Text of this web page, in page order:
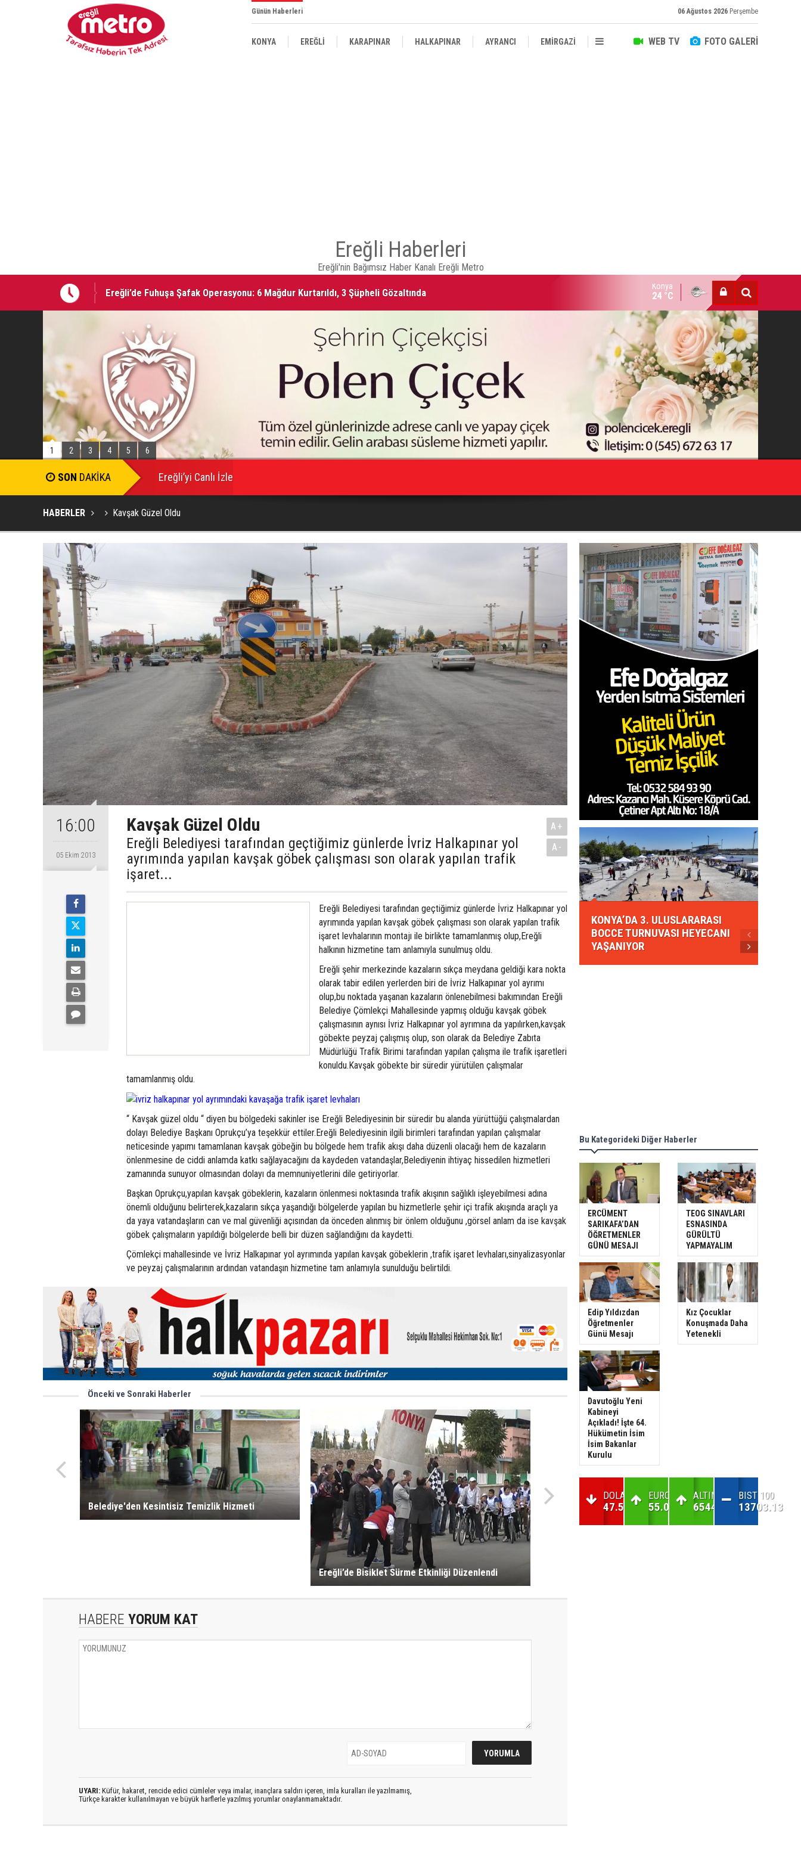
Günün Haberleri 06 Ağustos 2026 Perşembe
WEB TV FOTO GALERİ
KONYA EREĞLİ KARAPINAR HALKAPINAR AYRANCI EMİRGAZİ
Ereğli Haberleri
Ereğli'nin Bağımsız Haber Kanalı Ereğli Metro
Ereğli’de Fuhuşa Şafak Operasyonu: 6 Mağdur Kurtarıldı, 3 Şüpheli Gözaltında
05 AĞUSTOS 2026 Tarihinde Ereğli’de Vefat Edenler
ŞAHESTE HOTAMIŞ VEFAT ETTİ
Konya
24 °C
1 2 3 4 5 6
SON DAKİKA Ereğli’yi Canlı İzle
HABERLER Kavşak Güzel Oldu
16:00
05 Ekim 2013
Kavşak Güzel Oldu
Ereğli Belediyesi tarafından geçtiğimiz günlerde İvriz Halkapınar yol
ayrımında yapılan kavşak göbek çalışması son olarak yapılan trafik
işaret...
A+
A-
Ereğli Belediyesi tarafından geçtiğimiz günlerde İvriz Halkapınar yol
ayrımında yapılan kavşak göbek çalışması son olarak yapılan trafik
işaret levhalarının montajı ile birlikte tamamlanmış olup,Ereğli
halkının hizmetine tam anlamıyla sunulmuş oldu.
Ereğli şehir merkezinde kazaların sıkça meydana geldiği kara nokta
olarak tabir edilen yerlerden biri de İvriz Halkapınar yol ayrımı
olup,bu noktada yaşanan kazaların önlenebilmesi bakımından Ereğli
Belediye Çömlekçi Mahallesinde yapmış olduğu kavşak göbek
çalışmasının aynısı İvriz Halkapınar yol ayrımına da yapılırken,kavşak
göbekte peyzaj çalışmış olup, son olarak da Belediye Zabıta
Müdürlüğü Trafik Birimi tarafından yapılan çalışma ile trafik işaretleri
konuldu.Kavşak göbekte bir süredir yürütülen çalışmalar
tamamlanmış oldu.
“ Kavşak güzel oldu “ diyen bu bölgedeki sakinler ise Ereğli Belediyesinin bir süredir bu alanda yürüttüğü çalışmalardan
dolayı Belediye Başkanı Oprukçu’ya teşekkür ettiler.Ereğli Belediyesinin ilgili birimleri tarafından yapılan çalışmalar
neticesinde yapımı tamamlanan kavşak göbeğin bu bölgede hem trafik akışı daha düzenli olacağı hem de kazaların
önlenmesine de ciddi anlamda katkı sağlayacağını da kaydeden vatandaşlar,Belediyenin ihtiyaç hissedilen hizmetleri
zamanında sunuyor olmasından dolayı da memnuniyetlerini dile getiriyorlar.
Başkan Oprukçu,yapılan kavşak göbeklerin, kazaların önlenmesi noktasında trafik akışının sağlıklı işleyebilmesi adına
önemli olduğunu belirterek,kazaların sıkça yaşandığı bölgelerde yapılan bu hizmetlerle şehir içi trafik akışında araçlı ya
da yaya vatandaşların can ve mal güvenliği açısından da önceden alınmış bir önlem olduğunu ,görsel anlam da ise kavşak
göbek çalışmaların yapıldığı bölgelerde belli bir düzen sağlandığını da kaydetti.
Çömlekçi mahallesinde ve İvriz Halkapınar yol ayrımında yapılan kavşak göbeklerin ,trafik işaret levhaları,sinyalizasyonlar
ve peyzaj çalışmalarının ardından vatandaşın hizmetine tam anlamıyla sunulduğu belirtildi.
Önceki ve Sonraki Haberler
Belediye'den Kesintisiz Temizlik Hizmeti
Ereğli’de Bisiklet Sürme Etkinliği Düzenlendi
HABERE YORUM KAT
UYARI: Küfür, hakaret, rencide edici cümleler veya imalar, inançlara saldırı içeren, imla kuralları ile yazılmamış,
Türkçe karakter kullanılmayan ve büyük harflerle yazılmış yorumlar onaylanmamaktadır.
KONYA’DA 3. ULUSLARARASI
BOCCE TURNUVASI HEYECANI
YAŞANIYOR
Bu Kategorideki Diğer Haberler
ERCÜMENT
SARIKAFA’DAN
ÖĞRETMENLER
GÜNÜ MESAJI
TEOG SINAVLARI
ESNASINDA
GÜRÜLTÜ
YAPMAYALIM
Edip Yıldızdan
Öğretmenler
Günü Mesajı
Kız Çocuklar
Konuşmada Daha
Yetenekli
Davutoğlu Yeni
Kabineyi
Açıkladı! İşte 64.
Hükümetin İsim
İsim Bakanlar
Kurulu
DOLAR
47.56
EURO
55.07
ALTIN
6544.85
BIST 100
13703.13